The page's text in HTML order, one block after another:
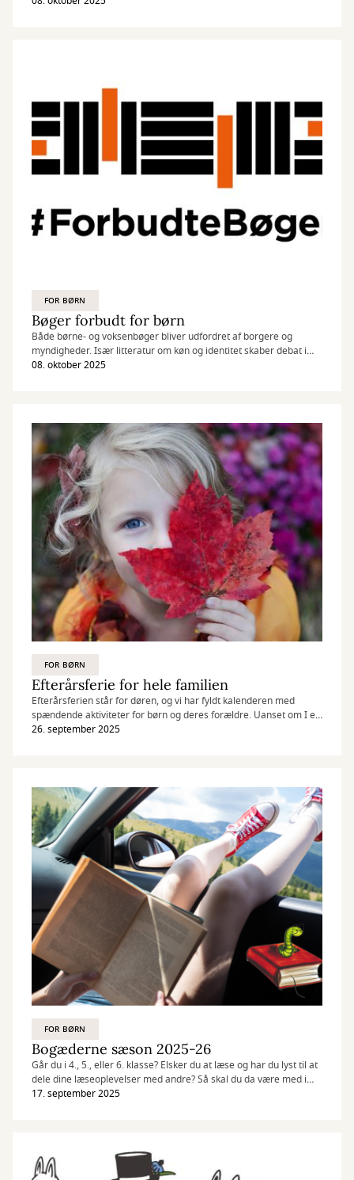
FOR BØRN
Bøger forbudt for børn
Både børne- og voksenbøger bliver udfordret af borgere og
myndigheder. Især litteratur om køn og identitet skaber debat i
disse år. I USA er Gender Queer af Maia Kobabe den mest
censureret.
08. oktober 2025
FOR BØRN
Efterårsferie for hele familien
Efterårsferien står for døren, og vi har fyldt kalenderen med
spændende aktiviteter for børn og deres forældre. Uanset om I er
til skraldequiz, rumrejser, teater, musik eller kreativt genbrug, er
26. september 2025
FOR BØRN
Bogæderne sæson 2025-26
Går du i 4., 5., eller 6. klasse? Elsker du at læse og har du lyst til at
dele dine læseoplevelser med andre? Så skal du da være med i
vores Bogæderklub.
17. september 2025